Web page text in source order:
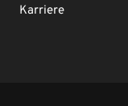
Karriere